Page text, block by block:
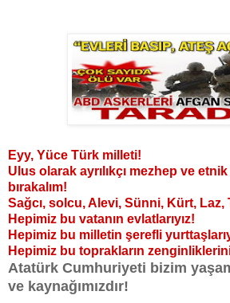
Eyy, Yüce Türk milleti!
Ulus olarak ayrılıkçı mezhep ve etnik
bırakalım!
Sağcı, solcu, Alevi, Sünni, Kürt, Laz,
Hepimiz bu vatanın evlatlarıyız!
Hepimiz bu milletin şerefli
Hepimiz bu toprakların
Atatürk Cumhuriyeti bizim
ve kaynağımızdır!